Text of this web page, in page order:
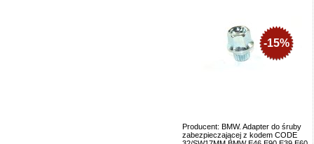
Producent: BMW. Adapter do śruby
zabezpieczającej z kodem CODE
-15%